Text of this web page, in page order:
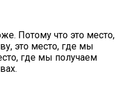
Потому что это место,
это место, где мы
где мы получаем